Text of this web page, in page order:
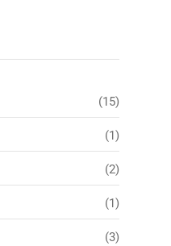
(15)
(1)
(2)
(1)
(3)